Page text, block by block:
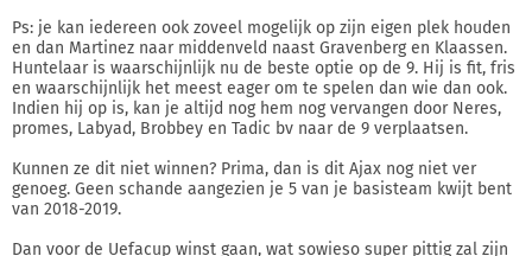
Ps: je kan iedereen ook zoveel mogelijk op zijn eigen plek houden
en dan Martinez naar middenveld naast Gravenberg en Klaassen.
Huntelaar is waarschijnlijk nu de beste optie op de 9. Hij is fit, fris
en waarschijnlijk het meest eager om te spelen dan wie dan ook.
Indien hij op is, kan je altijd nog hem nog vervangen door Neres,
promes, Labyad, Brobbey en Tadic bv naar de 9 verplaatsen.
Kunnen ze dit niet winnen? Prima, dan is dit Ajax nog niet ver
genoeg. Geen schande aangezien je 5 van je basisteam kwijt bent
van 2018-2019.
Dan voor de Uefacup winst gaan, wat sowieso super pittig zal zijn